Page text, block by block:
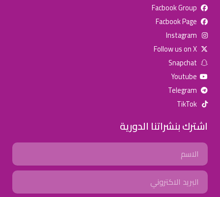
Facbook Group
Facbook Page
Instagram
Follow us on X
Snapchat
Youtube
Telegram
TikTok
اشترك بنشراتنا الدورية
Name
Email
للإعلان على منصة سكولي وجروب مدارس عالمية وأهلية يشرفنا
جروب فيسبوك
تويتر (X) سناب شات يوتيوب